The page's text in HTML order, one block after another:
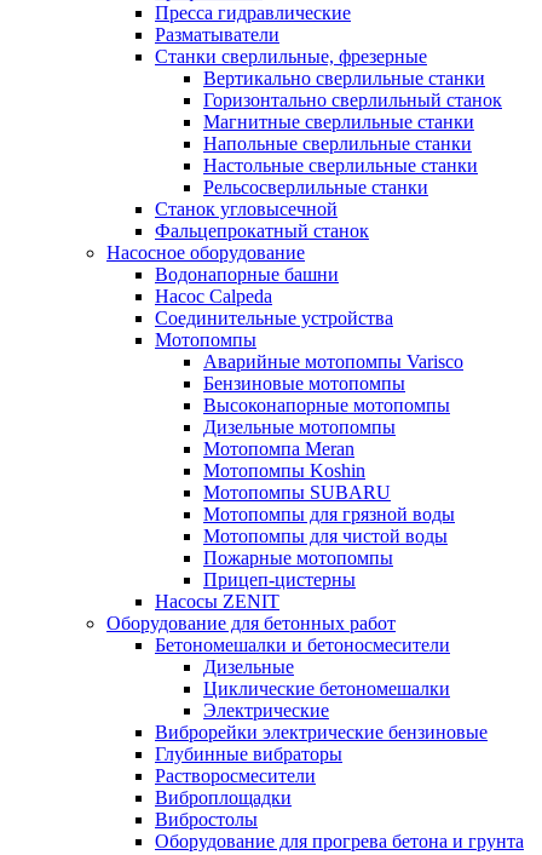
Пресса гидравлические
Разматыватели
Станки сверлильные, фрезерные
Вертикально сверлильные станки
Горизонтально сверлильный станок
Магнитные сверлильные станки
Напольные сверлильные станки
Настольные сверлильные станки
Рельсосверлильные станки
Станок угловысечной
Фальцепрокатный станок
Насосное оборудование
Водонапорные башни
Насос Calpeda
Соединительные устройства
Мотопомпы
Аварийные мотопомпы Varisco
Бензиновые мотопомпы
Высоконапорные мотопомпы
Дизельные мотопомпы
Мотопомпа Meran
Мотопомпы Koshin
Мотопомпы SUBARU
Мотопомпы для грязной воды
Мотопомпы для чистой воды
Пожарные мотопомпы
Прицеп-цистерны
Насосы ZENIT
Оборудование для бетонных работ
Бетономешалки и бетоносмесители
Дизельные
Циклические бетономешалки
Электрические
Виброрейки электрические бензиновые
Глубинные вибраторы
Растворосмесители
Виброплощадки
Вибростолы
Оборудование для прогрева бетона и грунта